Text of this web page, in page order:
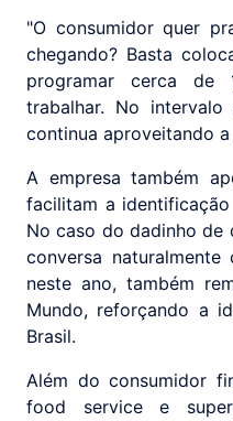
"O consumidor quer
chegando? Basta
programar cerca
trabalhar. No
continua aproveitando
A empresa também
facilitam a
No caso do dadinho de
conversa
neste ano, também
Mundo, reforçando a
Brasil.
Além do consumidor
food service e